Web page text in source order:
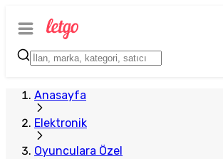
Anasayfa
Elektronik
Oyunculara Özel
Plus Satıcı